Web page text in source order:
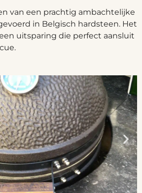
van een prachtig ambachtelijke
in Belgisch hardsteen. Het
uitsparing die perfect aansluit